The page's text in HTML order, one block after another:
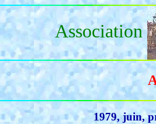
Association
1979, juin,